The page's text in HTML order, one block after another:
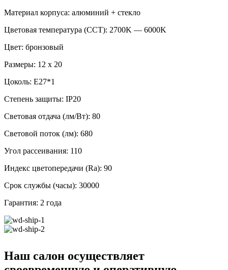
Материал корпуса: алюминий + стекло
Цветовая температура (CCT): 2700K — 6000K
Цвет: бронзовый
Размеры: 12 x 20
Цоколь: E27*1
Степень защиты: IP20
Световая отдача (лм/Вт): 80
Световой поток (лм): 680
Угол рассеивания: 110
Индекс цветопередачи (Ra): 90
Срок службы (часы): 30000
Гарантия: 2 года
Наш салон осуществляет